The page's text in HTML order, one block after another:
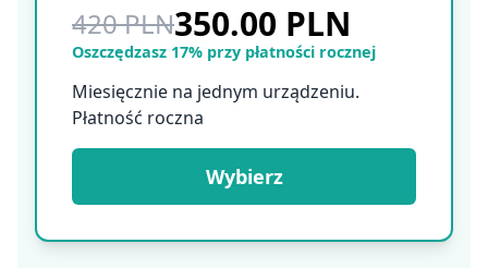
420 PLN350.00 PLN
Oszczędzasz 17% przy płatności rocznej
Miesięcznie na jednym urządzeniu.
Płatność roczna
Wybierz